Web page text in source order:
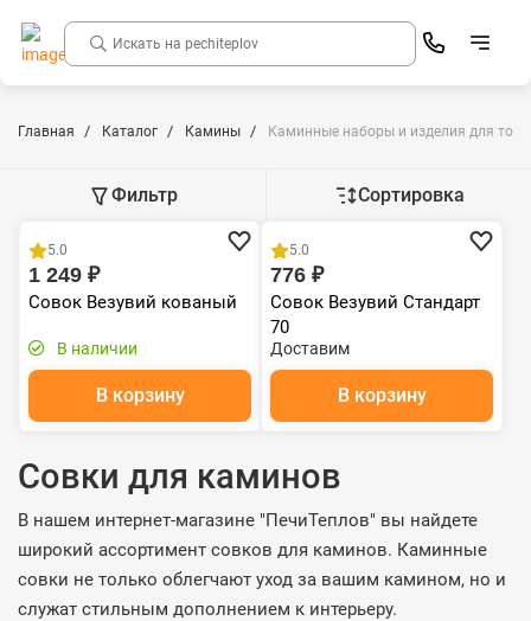
Главная Каталог Камины Каминные наборы и изделия для
Фильтр Сортировка
5.0
1 249 ₽
Совок Везувий кованый
В наличии
В корзину
5.0
776 ₽
Совок Везувий Стандарт
70
Доставим
В корзину
Совки для каминов
В нашем интернет-магазине "ПечиТеплов" вы найдете
широкий ассортимент совков для каминов. Каминные
совки не только облегчают уход за вашим камином, но и
служат стильным дополнением к интерьеру.